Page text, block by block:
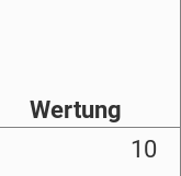
Wertung
10